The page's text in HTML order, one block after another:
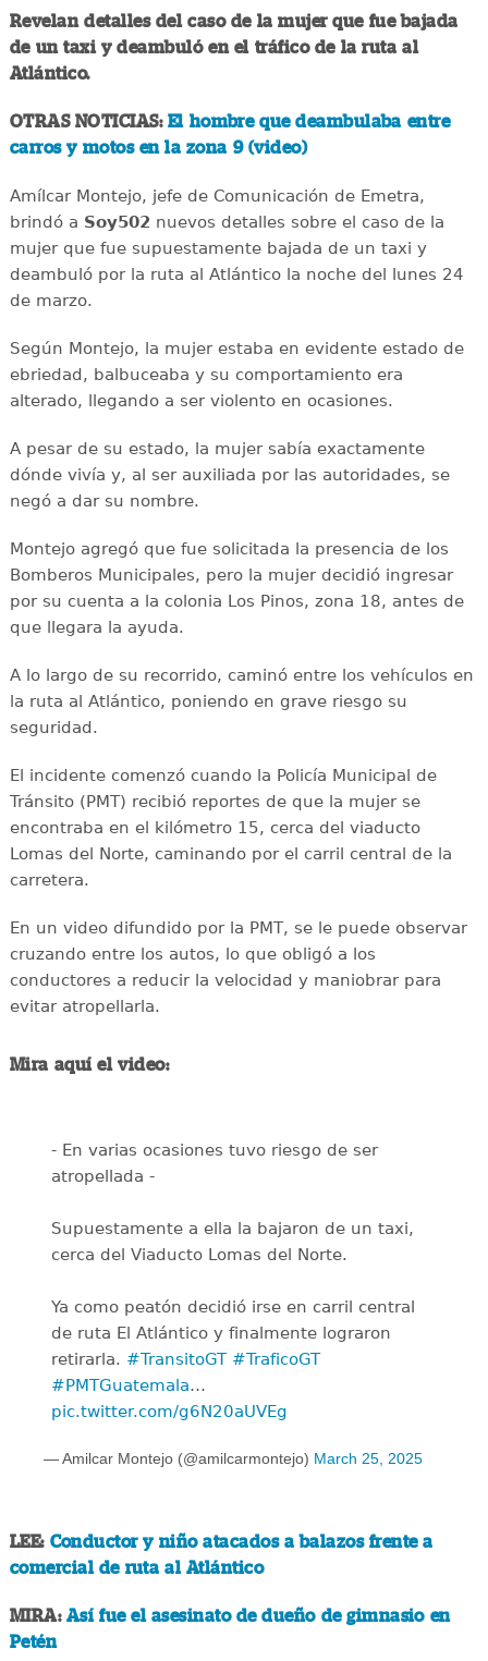
Revelan detalles del caso de la mujer que fue bajada
de un taxi y deambuló en el tráfico de la ruta al
Atlántico.
OTRAS NOTICIAS: El hombre que deambulaba entre
carros y motos en la zona 9 (video)
Amílcar Montejo, jefe de Comunicación de Emetra,
brindó a Soy502nuevos detalles sobre el caso de la
mujer que fue supuestamente bajada de un taxi y
deambuló por la ruta al Atlántico la noche del lunes 24
de marzo.
Según Montejo, la mujer estaba en evidente estado de
ebriedad, balbuceaba y su comportamiento era
alterado, llegando a ser violento en ocasiones.
A pesar de su estado, la mujer sabía exactamente
dónde vivía y, al ser auxiliada por las autoridades, se
negó a dar su nombre.
Montejo agregó que fue solicitada la presencia de los
Bomberos Municipales, pero la mujer decidió ingresar
por su cuenta a la colonia Los Pinos, zona 18, antes de
que llegara la ayuda.
A lo largo de su recorrido, caminó entre los vehículos en
la ruta al Atlántico, poniendo en grave riesgo su
seguridad.
El incidente comenzó cuando la Policía Municipal de
Tránsito (PMT) recibió reportes de que la mujer se
encontraba en el kilómetro 15, cerca del viaducto
Lomas del Norte, caminando por el carril central de la
carretera.
En un video difundido por la PMT, se le puede observar
cruzando entre los autos, lo que obligó a los
conductores a reducir la velocidad y maniobrar para
evitar atropellarla.
Mira aquí el video:
- En varias ocasiones tuvo riesgo de ser
atropellada -
Supuestamente a ella la bajaron de un taxi,
cerca del Viaducto Lomas del Norte.
Ya como peatón decidió irse en carril central
de ruta El Atlántico y finalmente lograron
retirarla. #TransitoGT #TraficoGT
#PMTGuatemala…
pic.twitter.com/g6N20aUVEg
— Amilcar Montejo (@amilcarmontejo) March 25, 2025
LEE: Conductor y niño atacados a balazos frente a
comercial de ruta al Atlántico
MIRA:Así fue el asesinato de dueño de gimnasio en
Petén